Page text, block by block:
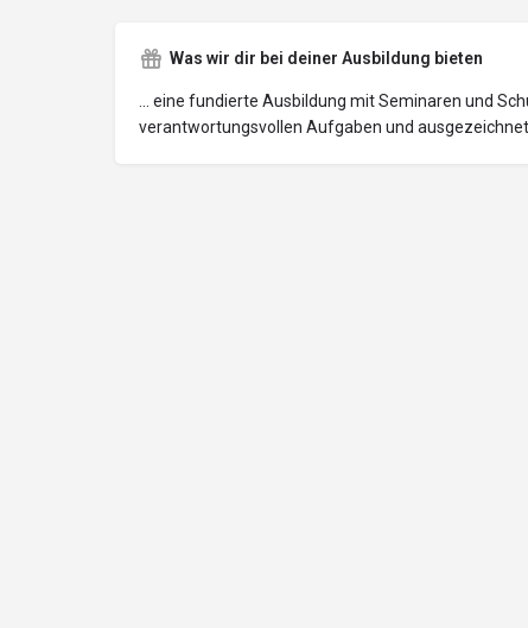
Was wir dir bei deiner Ausbildung bieten
... eine fundierte Ausbildung mit Seminaren und
verantwortungsvollen Aufgaben und